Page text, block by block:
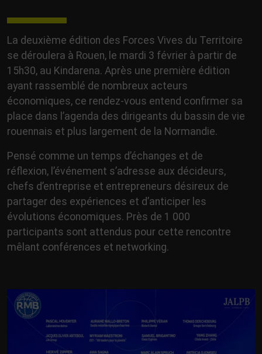
La deuxième édition des Forces Vives du Territoire
se déroulera à Rouen, le mardi 3 février à partir de
15h30, au Kindarena. Après une première édition
ayant rassemblé de nombreux acteurs
économiques, ce rendez-vous entend confirmer sa
place dans l’agenda des dirigeants du bassin de vie
rouennais et plus largement de la Normandie.
Pensé comme un temps d’échanges et de
réflexion, l’événement s’adresse aux décideurs,
chefs d’entreprise et entrepreneurs désireux de
partager des expériences et d’anticiper les
évolutions économiques. Près de 1 000
participants sont attendus pour cette rencontre
mêlant conférences et networking.